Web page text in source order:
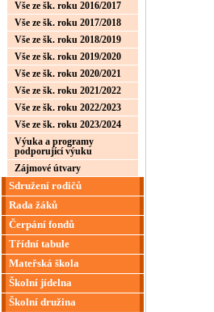
Vše ze šk. roku 2016/2017
Vše ze šk. roku 2017/2018
Vše ze šk. roku 2018/2019
Vše ze šk. roku 2019/2020
Vše ze šk. roku 2020/2021
Vše ze šk. roku 2021/2022
Vše ze šk. roku 2022/2023
Vše ze šk. roku 2023/2024
Výuka a programy
podporující výuku
Zájmové útvary
Sdružení rodičů
Rada žáků
Čerpání fondů
Třídní tabule
Mateřská škola
Školní jídelna
Školní družina